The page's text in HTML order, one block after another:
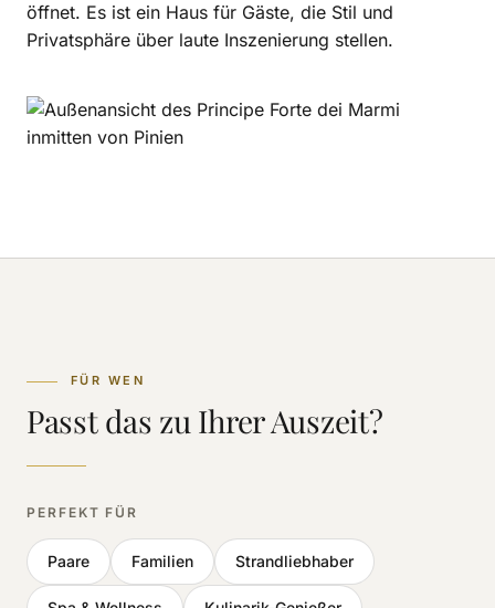
öffnet. Es ist ein Haus für Gäste, die Stil und
Privatsphäre über laute Inszenierung stellen.
FÜR WEN
Passt das zu Ihrer Auszeit?
PERFEKT FÜR
Paare Familien Strandliebhaber